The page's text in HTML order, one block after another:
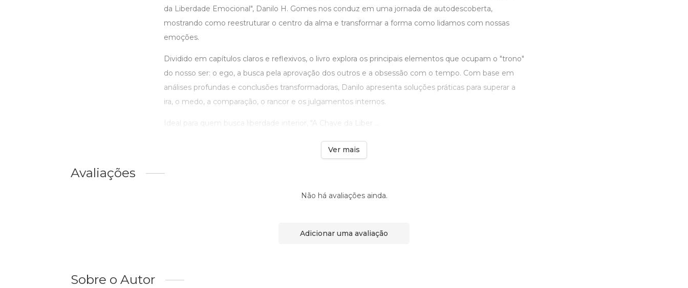
da Liberdade Emocional", Danilo H. Gomes nos conduz em uma jornada de autodescoberta,
mostrando como reestruturar o centro da alma e transformar a forma como lidamos com nossas
emoções.
Dividido em capítulos claros e reflexivos, o livro explora os principais elementos que ocupam o "trono"
do nosso ser: o ego, a busca pela aprovação dos outros e a obsessão com o tempo. Com base em
análises profundas e conclusões transformadoras, Danilo apresenta soluções práticas para superar a
ira, o medo, a comparação, o rancor e os julgamentos internos.
Ideal para quem busca liberdade interior, "A Chave da Liber ...
Ver mais
Avaliações
Não há avaliações ainda.
Adicionar uma avaliação
Sobre o Autor